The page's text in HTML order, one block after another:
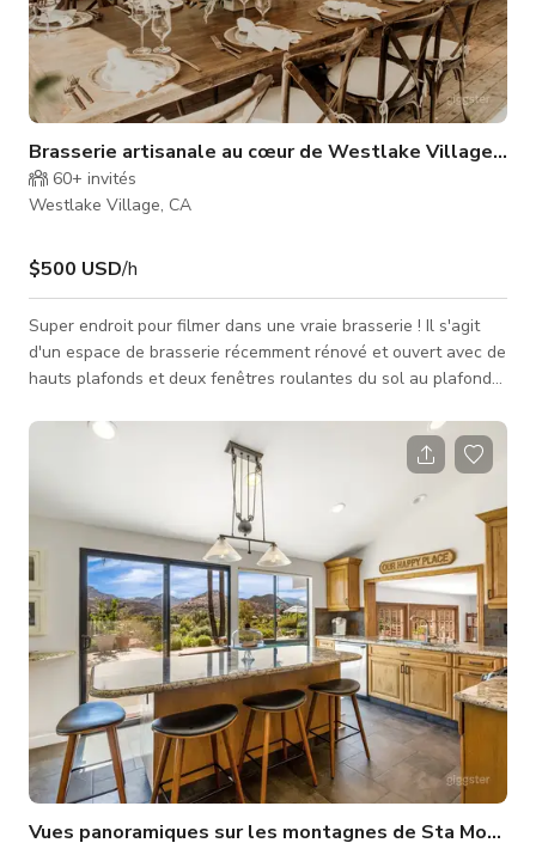
Brasserie artisanale au cœur de Westlake Village, CA
60+ invités
Westlake Village, CA
$500 USD/h
Super endroit pour filmer dans une vraie brasserie ! Il s'agit
d'un espace de brasserie récemment rénové et ouvert avec de
hauts plafonds et deux fenêtres roulantes du sol au plafond
magnifique bar en cuivre au mobilier, chaises et bois artisanal
accroché aux murs, 14 Cannons est construit avec des
éléments recyclés et vieillissants dans tout l'espace. Il y a une
cuisine et un bar entièrement opérationnels qui accompagnent
Vues panoramiques sur les montagnes de Sta Monica